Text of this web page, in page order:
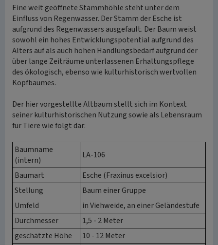
Eine weit geöffnete Stammhöhle steht unter dem
Einfluss von Regenwasser. Der Stamm der Esche ist
aufgrund des Regenwassers ausgefault. Der Baum weist
sowohl ein hohes Entwicklungspotential aufgrund des
Alters auf als auch hohen Handlungsbedarf aufgrund der
über lange Zeiträume unterlassenen Erhaltungspflege
des ökologisch, ebenso wie kulturhistorisch wertvollen
Kopfbaumes.
Der hier vorgestellte Altbaum stellt sich im Kontext
seiner kulturhistorischen Nutzung sowie als Lebensraum
für Tiere wie folgt dar:
Baumname
(intern)
LA-106
Baumart
Esche (Fraxinus excelsior)
Stellung
Baum einer Gruppe
Umfeld
in Viehweide, an einer Geländestufe
Durchmesser
1,5 - 2 Meter
geschätzte Höhe
10 - 12 Meter